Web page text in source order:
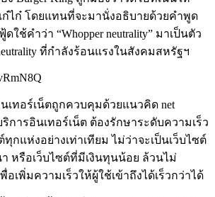
ก๋ไก๋ โดยแทนที่จะมานั่งอธิบายด้วยคำพูด
ใช้คำว่า “Whopper neutrality” มาเป็นตัว
ที่กำลังร้อนแรงในสังคมสหรัฐฯ
เทอร์เน็ตถูกควบคุมด้วยแนวคิด net
ริการอินเทอร์เน็ต ต้องรักษาระดับความเร็ว
ทุกแห่งอย่างเท่าเทียม ไม่ว่าจะเป็นเว็บไซต์
หรือเว็บไซต์ที่มีเงินทุนน้อย ล้วนไม่
อเพิ่มความเร็วให้ผู้ใช้เข้าถึงได้เร็วกว่าได้